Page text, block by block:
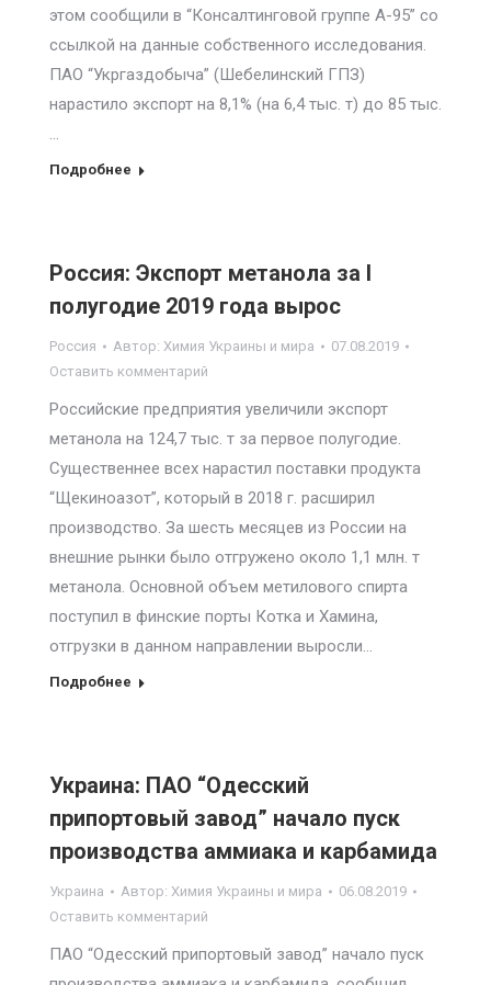
этом сообщили в “Консалтинговой группе А-95” со
ссылкой на данные собственного исследования.
ПАО “Укргаздобыча” (Шебелинский ГПЗ)
нарастило экспорт на 8,1% (на 6,4 тыс. т) до 85 тыс.
…
Подробнее
Россия: Экспорт метанола за I
полугодие 2019 года вырос
Россия Автор: Химия Украины и мира
07.08.2019
Оставить комментарий
Российские предприятия увеличили экспорт
метанола на 124,7 тыс. т за первое полугодие.
Существеннее всех нарастил поставки продукта
“Щекиноазот”, который в 2018 г. расширил
производство. За шесть месяцев из России на
внешние рынки было отгружено около 1,1 млн. т
метанола. Основной объем метилового спирта
поступил в финские порты Котка и Хамина,
отгрузки в данном направлении выросли…
Подробнее
Украина: ПАО “Одесский
припортовый завод” начало пуск
производства аммиака и карбамида
Украина Автор: Химия Украины и мира
06.08.2019
Оставить комментарий
ПАО “Одесский припортовый завод” начало пуск